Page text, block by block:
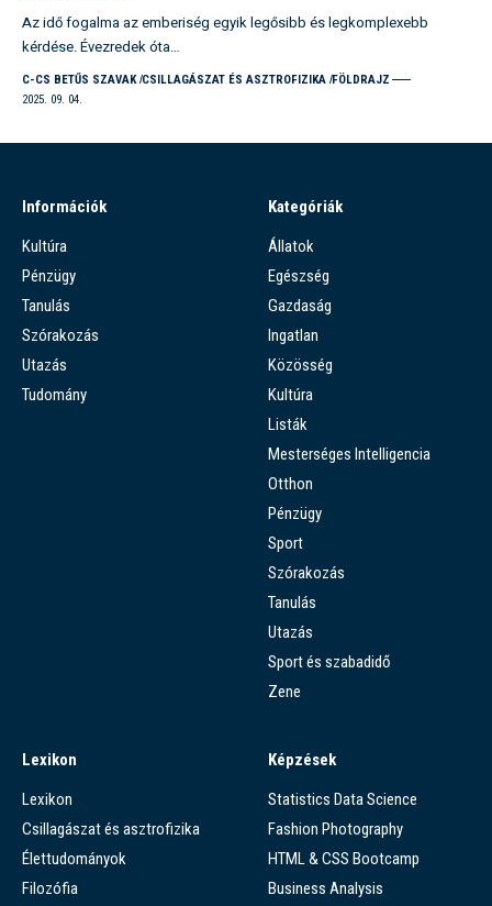
Az idő fogalma az emberiség egyik legősibb és legkomplexebb
kérdése. Évezredek óta…
C-CS BETŰS SZAVAK CSILLAGÁSZAT ÉS ASZTROFIZIKA FÖLDRAJZ
2025. 09. 04.
Információk
Kultúra
Pénzügy
Tanulás
Szórakozás
Utazás
Tudomány
Kategóriák
Állatok
Egészség
Gazdaság
Ingatlan
Közösség
Kultúra
Listák
Mesterséges Intelligencia
Otthon
Pénzügy
Sport
Szórakozás
Tanulás
Utazás
Sport és szabadidő
Zene
Lexikon
Lexikon
Csillagászat és asztrofizika
Élettudományok
Filozófia
Képzések
Statistics Data Science
Fashion Photography
HTML & CSS Bootcamp
Business Analysis